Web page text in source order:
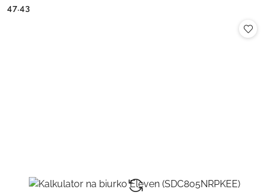
Cena:
Cena:
47.43